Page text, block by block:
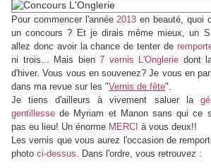
Pour commencer l'année2013 en beauté, quoi
un concours ? Et je dirais même mieux, un
allez donc avoir la chance de tenter de
ni trois... Mais bien 7 vernis L'Onglerie dont
d'hiver. Vous vous en souvenez? Je vous en
dans ma revue sur les "Vernis de fête".
Je tiens d'ailleurs à vivement saluer la
gentillesse de Myriam et Manon sans qui ce
pas eu lieu! Un énorme MERCI à vous deux!!
Les vernis que vous aurez l'occasion de
photo ci-dessus. Dans l'ordre, vous retrouvez :